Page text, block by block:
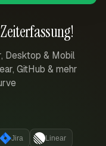
Desktop & Mobil
GitHub & mehr
Jira Linear